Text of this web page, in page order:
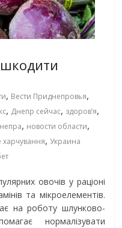
, Вести Приднепровья,
, Днепр сейчас, здоров’я,
, новости области,
, Украина
овочів у раціоні
та мікроелементів.
на роботу шлунково-
нормалізувати